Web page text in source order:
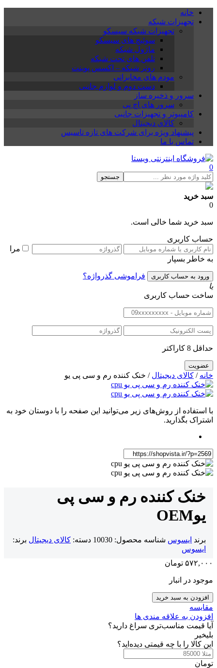
خانه
تجهیزات شبکه
تجهیزات شبکه سیسکو
سوئیچ های سیسکو
ماژول شبکه
تلفن های تحت شبکه
روتر شبکه – اکسس پوینت
مودم های مخابراتی
دست دوم و لوازم جانبی
سرور و ذخیره ساز
سرور های اچ پی
کامپیوتر و تجهیزات جانبی
کالای دیجیتال
پیشنهاد ویژه برای شرکت های تازه تاسیس
تماس با ما
0
جستجو
سبد خرید
0
سبد خرید شما خالی است.
حساب کاربری
مرا
به خاطر بسپار
فراموشی گذرواژه؟
یا
ساخت حساب کاربری
حداقل 8 کاراکتر
خانه / کالای دیجیتال / خنک کننده رم و سی پی یو
با استفاده از روش‌های زیر می‌توانید این صفحه را با دوستان خود به
اشتراک بگذارید.
خنک کننده رم و سی پی
یوOEM
برند ایسوس شناسه محصول: 10030 دسته: کالای دیجیتال برند:
ایسوس
۵۷۲,۰۰۰ تومان
موجود در انبار
افزودن به سبد خرید
مقایسه
افزودن به علاقه مندی ها
آیا قیمت مناسب‌تری سراغ دارید؟
بلیخیر
این کالا را با چه قیمتی دیده‌اید؟
تومان